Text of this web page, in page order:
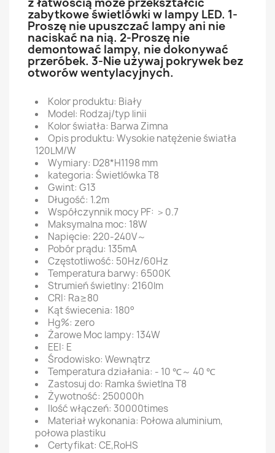
zabytkowe świetlówki w lampy LED. 1-
Proszę nie upuszczać lampy ani nie
naciskać na nią. 2-Proszę nie
demontować lampy, nie dokonywać
przeróbek. 3-Nie używaj pokrywek bez
otworów wentylacyjnych.
Kolor produktu: Biały
Model: Rodzaj/typ linii
Kolor światła: Barwa Zimna
Opis produktu: Wysokie natężenie światła
120LM/W
Wymiary: D28*H1198 mm
kategoria: Świetlówka T8
Gwint: G13
Długość: 1.2m
Współczynnik mocy PF: ＞0.7
Maksymalna moc: 18W
Napięcie: 220-240V～
Pobór prądu: 135mA
Częstotliwość: 50Hz/60Hz
Temperatura barwy: 6500K
Strumień świetlny: 2160lm
CRI: Ra≥80
Kąt świecenia: 180°
Hg%: zero
Żarowe Moc lampy: 134W
EEI: E
Środowisko: Wewnątrz
Temperatura działania: - 10 ℃～ 40 ℃
Zastosuj do: Ramka świetlna T8
Żywotność: 250000h
Ilość włączeń: 30000times
Materiał wykonania: Połowa aluminium,
połowa plastiku
Certyfikat: CE,RoHS